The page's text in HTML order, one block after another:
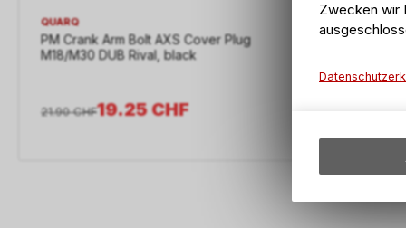
QUARQ
PM Crank Arm Bolt AXS Cover Plug
M18/M30 DUB Rival, black
19.25CHF
21.90 CHF
Power
Zwecken wir